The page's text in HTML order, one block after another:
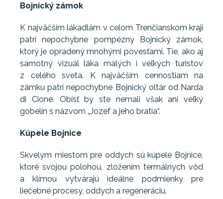
Bojnický zámok
K najväčším lákadlám v celom Trenčianskom kraji
patrí nepochybne pompézny Bojnický zámok,
ktorý je opradený mnohými povesťami. Tie, ako aj
samotný vizuál láka malých i veľkých turistov
z celého sveta. K najväčším cennostiam na
zámku patrí nepochybne Bojnický oltár od Narda
di Cione. Obísť by ste nemali však ani veľký
gobelín s názvom „Jozef a jeho bratia“.
Kúpele Bojnice
Skvelým miestom pre oddych sú kúpele Bojnice,
ktoré svojou polohou, zložením termálnych vôd
a klímou vytvárajú ideálne podmienky pre
liečebné procesy, oddych a regeneráciu.